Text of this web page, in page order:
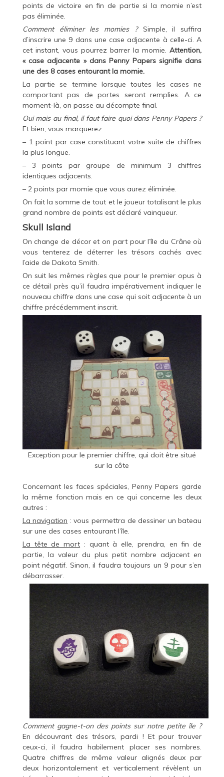
points de victoire en fin de partie si la momie n’est
pas éliminée.
Comment éliminer les momies ?Simple, il suffira
d’inscrire une 9 dans une case adjacente à celle-ci. A
cet instant, vous pourrez barrer la momie. Attention,
« case adjacente » dans Penny Papers signifie dans
une des 8 cases entourant la momie.
La partie se termine lorsque toutes les cases ne
comportant pas de portes seront remplies. A ce
moment-là, on passe au décompte final.
Oui mais au final, il faut faire quoi dans Penny Papers ?
Et bien, vous marquerez :
– 1 point par case constituant votre suite de chiffres
la plus longue.
– 3 points par groupe de minimum 3 chiffres
identiques adjacents.
– 2 points par momie que vous aurez éliminée.
On fait la somme de tout et le joueur totalisant le plus
grand nombre de points est déclaré vainqueur.
Skull Island
On change de décor et on part pour l’île du Crâne où
vous tenterez de déterrer les trésors cachés avec
l’aide de Dakota Smith.
On suit les mêmes règles que pour le premier opus à
ce détail près qu’il faudra impérativement indiquer le
nouveau chiffre dans une case qui soit adjacente à un
chiffre précédemment inscrit.
Exception pour le premier chiffre, qui doit être situé
sur la côte
Concernant les faces spéciales, Penny Papers garde
la même fonction mais en ce qui concerne les deux
autres :
La navigation : vous permettra de dessiner un bateau
sur une des cases entourant l’île.
La tête de mort : quant à elle, prendra, en fin de
partie, la valeur du plus petit nombre adjacent en
point négatif. Sinon, il faudra toujours un 9 pour s’en
débarrasser.
Comment gagne-t-on des points sur notre petite île ?
En découvrant des trésors, pardi ! Et pour trouver
ceux-ci, il faudra habilement placer ses nombres.
Quatre chiffres de même valeur alignés deux par
deux horizontalement et verticalement révèlent un